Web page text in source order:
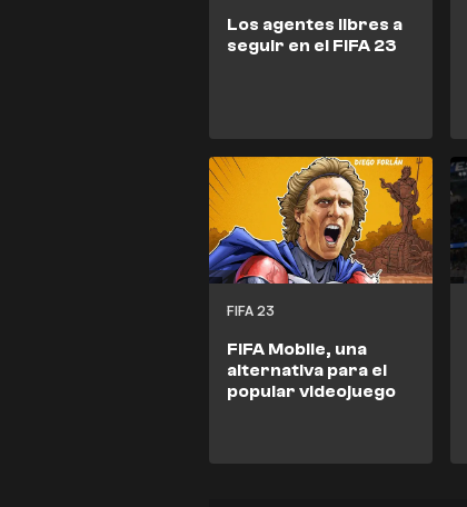
Los agentes libres a
seguir en el FIFA 23
FIFA 23
FIFA Mobile, una
alternativa para el
popular videojuego